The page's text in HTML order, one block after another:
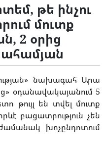
թե ինչու
մուտք
2 օրից
նախագահ Արա
օդանավակայանում 5
թույլ են տվել մուտք
բացատրություն չեն
խոչընդոտում